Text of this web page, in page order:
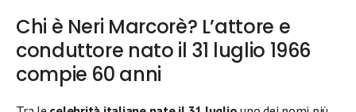
Chi è Neri Marcorè? L’attore e
conduttore nato il 31 luglio 1966
compie 60 anni